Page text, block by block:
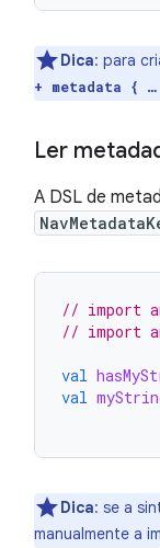
Dica: para
+ metadata {
Ler
A DSL de
// import
// import
val
val
Dica: se a
manualmente a